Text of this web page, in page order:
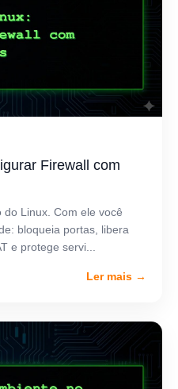
Firewall com
Linux. Com ele você
bloqueia portas, libera
e protege servi...
Ler mais →